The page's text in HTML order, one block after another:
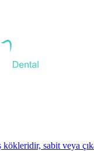
sabit veya